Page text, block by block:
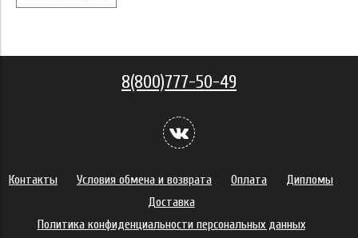
8(800)777-50-49
Контакты Условия обмена и возврата Оплата
Дипломы
Доставка
Политика конфиденциальности персональных данных